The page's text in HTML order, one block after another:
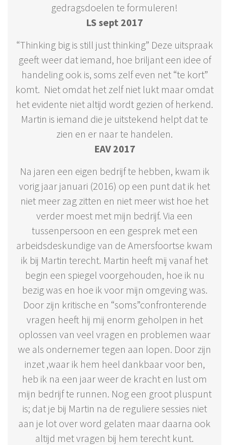
gedragsdoelen te formuleren!
LS sept 2017
“Thinking big is still just thinking” Deze uitspraak
geeft weer dat iemand, hoe briljant een idee of
handeling ook is, soms zelf even net “te kort”
komt. Niet omdat het zelf niet lukt maar omdat
het evidente niet altijd wordt gezien of herkend.
Martin is iemand die je uitstekend helpt dat te
zien en er naar te handelen.
EAV 2017
Na jaren een eigen bedrijf te hebben, kwam ik
vorig jaar januari (2016) op een punt dat ik het
niet meer zag zitten en niet meer wist hoe het
verder moest met mijn bedrijf. Via een
tussenpersoon en een gesprek met een
arbeidsdeskundige van de Amersfoortse kwam
ik bij Martin terecht. Martin heeft mij vanaf het
begin een spiegel voorgehouden, hoe ik nu
bezig was en hoe ik voor mijn omgeving was.
Door zijn kritische en “soms”confronterende
vragen heeft hij mij enorm geholpen in het
oplossen van veel vragen en problemen waar
we als ondernemer tegen aan lopen. Door zijn
inzet ,waar ik hem heel dankbaar voor ben,
heb ik na een jaar weer de kracht en lust om
mijn bedrijf te runnen. Nog een groot pluspunt
is; dat je bij Martin na de reguliere sessies niet
aan je lot over word gelaten maar daarna ook
altijd met vragen bij hem terecht kunt.